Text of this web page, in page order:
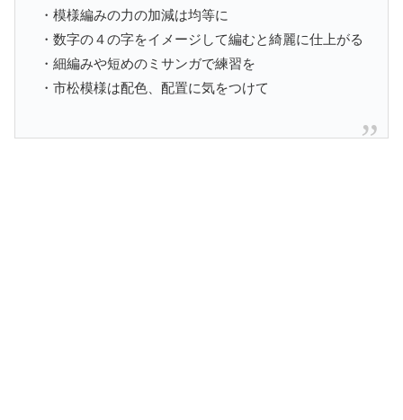
・模様編みの力の加減は均等に
・数字の４の字をイメージして編むと綺麗に仕上がる
・細編みや短めのミサンガで練習を
・市松模様は配色、配置に気をつけて